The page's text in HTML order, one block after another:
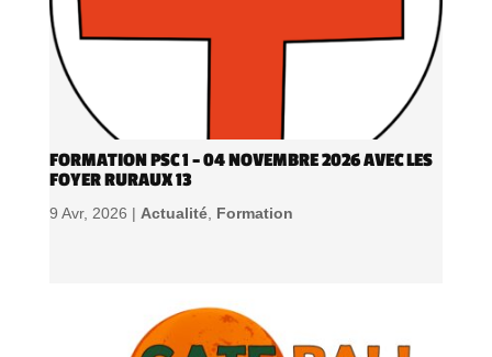
FORMATION PSC 1 – 04 NOVEMBRE 2026 AVEC LES
FOYER RURAUX 13
9 Avr, 2026 | Actualité, Formation